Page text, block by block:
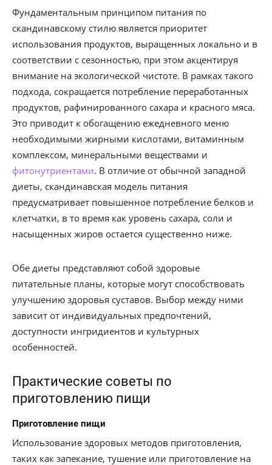
Фундаментальным принципом питания по
скандинавскому стилю является приоритет
использования продуктов, выращенных локально и в
соответствии с сезонностью, при этом акцентируя
внимание на экологической чистоте. В рамках такого
подхода, сокращается потребление переработанных
продуктов, рафинированного сахара и красного мяса.
Это приводит к обогащению ежедневного меню
необходимыми жирными кислотами, витаминным
комплексом, минеральными веществами и
фитонутриентами. В отличие от обычной западной
диеты, скандинавская модель питания
предусматривает повышенное потребление белков и
клетчатки, в то время как уровень сахара, соли и
насыщенных жиров остается существенно ниже.
Обе диеты представляют собой здоровые
питательные планы, которые могут способствовать
улучшению здоровья суставов. Выбор между ними
зависит от индивидуальных предпочтений,
доступности ингридиентов и культурных
особенностей.
Практические советы по
приготовлению пищи
Приготовление пищи
Использование здоровых методов приготовления,
таких как запекание, тушение или приготовление на